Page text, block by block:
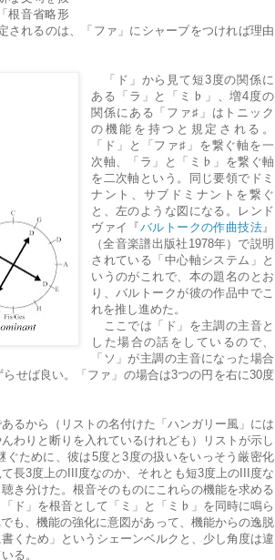
根音省略形
されるのは、「ファ」にシャープをつければ理由
「ド」から見て短3度の関係に
ある「ラ」と「ミ♭」、増4度の
関係にある「ファ♯」はトニック
の機能を持つと規定される。
「ド」と「ファ♯」を繋ぐ軸を一
次軸、「ラ」と「ミ♭」を繋ぐ軸
を二次軸という。同じ要領でドミ
ナント、サブドミナントを繋ぐ
と、左のような図になる。レンド
ヴァイ『バルトークの作曲技法』
（全音楽譜出版社1978年）で説明
されている「中心軸システム」と
いうのがこれで、本の題名のとお
り、バルトークが彼の作品中でこ
れを推し進めた。
ここでは「ド」を主調の主音と
した場合の話をしているので、
「ソ」が主調の主音になった場合
せば良い。「ファ」の場合は3つの円を右に30度
るから（リストの名付けた「ハンガリー風」には
わりと断りを入れているけれども）リストが示し
ために、彼は5度と3度の扱いをいっそう厳密化
長3度上のIII度なのか、それとも短3度上のIII度な
き分けた。根音そのものにこれらの機能を求める
ド」を根音として「ミ」と「ミ♭」を同時に鳴ら
も、機能の強化に意図があって、機能からの逸脱
くため」というシェーンベルクと、少し角度は違
いる。